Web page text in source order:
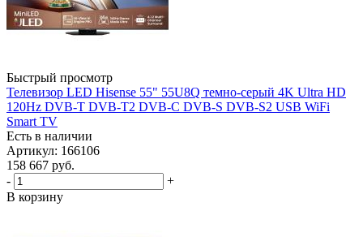
Быстрый просмотр
Телевизор LED Hisense 55" 55U8Q темно-серый 4K Ultra HD
120Hz DVB-T DVB-T2 DVB-C DVB-S DVB-S2 USB WiFi
Smart TV
Есть в наличии
Артикул: 166106
158 667 руб.
-
+
В корзину